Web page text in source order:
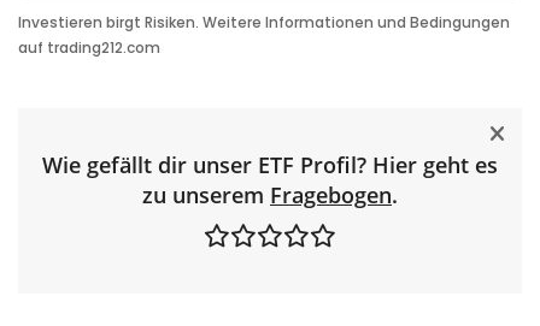
Wie gefällt dir unser ETF Profil? Hier geht es
zu unserem Fragebogen.